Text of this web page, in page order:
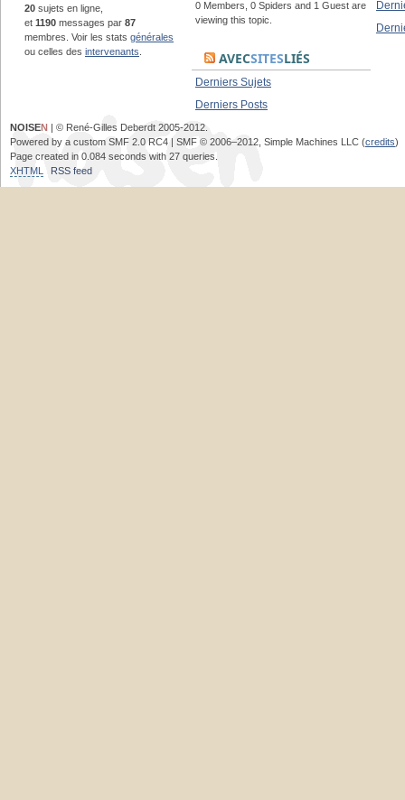
20 sujets en ligne,
et 1190 messages par 87
membres. Voir les stats générales
ou celles des intervenants
0 Members, 0 Spiders and 1 Guest are
viewing this topic.
AVECSITESLIÉS
Derniers Sujets
Derniers Posts
NOISEN | © René-Gilles Deberdt 2005-2012.
Powered by a custom SMF 2.0 RC4 | SMF © 2006–2012, Simple Machines LLC (credits)
Page created in 0.084 seconds with 27 queries.
XHTML
RSS feed